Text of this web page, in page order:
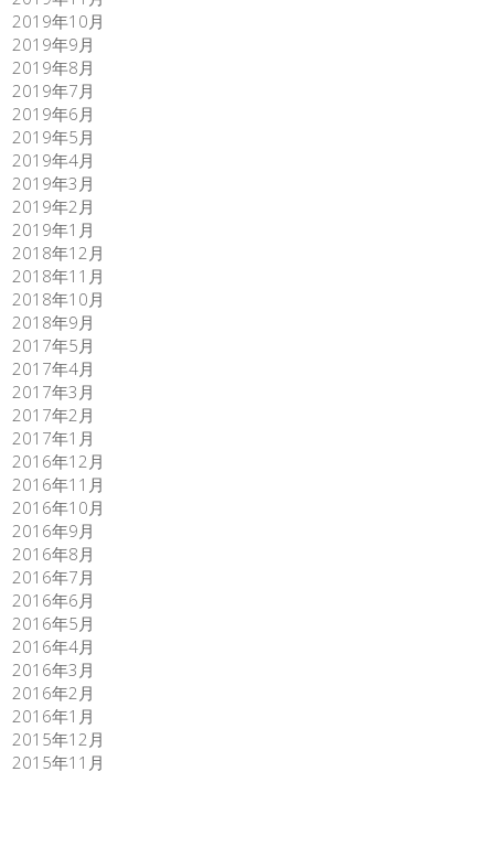
2019年10月
2019年9月
2019年8月
2019年7月
2019年6月
2019年5月
2019年4月
2019年3月
2019年2月
2019年1月
2018年12月
2018年11月
2018年10月
2018年9月
2017年5月
2017年4月
2017年3月
2017年2月
2017年1月
2016年12月
2016年11月
2016年10月
2016年9月
2016年8月
2016年7月
2016年6月
2016年5月
2016年4月
2016年3月
2016年2月
2016年1月
2015年12月
2015年11月